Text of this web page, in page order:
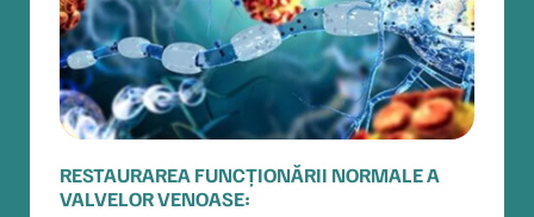
RESTAURAREA FUNCȚIONĂRII NORMALE A
VALVELOR VENOASE: